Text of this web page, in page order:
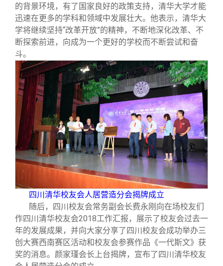
的背景环境，有了国家良好的政策支持，清华大学才能
迅速在更多的学科和领域中发展壮大。他表示，清华大
学将继续坚持“改革开放”的精神，不断地深化改革、不
断探索前进，向成为一个更好的学校而不断尝试和奋
斗。
四川清华校友会人居营造分会揭牌成立
随后，四川校友会常务副会长费永刚向在场校友们
作四川清华校友会2018工作汇报，展示了校友会过去一
年的发展成果，并向大家分享了四川校友会成功举办三
创大赛西南赛区活动和校友会参赛作品《一代斯文》获
奖的消息。颜家瑾会长上台揭牌，宣布了四川清华校友